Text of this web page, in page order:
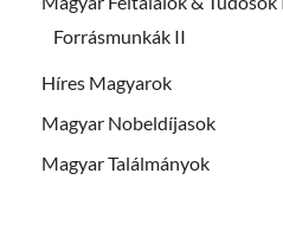
Forrásmunkák II
Híres Magyarok
Magyar Nobeldíjasok
Magyar Találmányok